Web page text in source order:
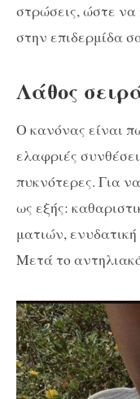
στρώσεις, ώστε
στην επιδερμίδα
Λάθος
Ο κανόνας είναι
ελαφριές
πυκνότερες. Για
ως εξής:
ματιών,
Μετά το